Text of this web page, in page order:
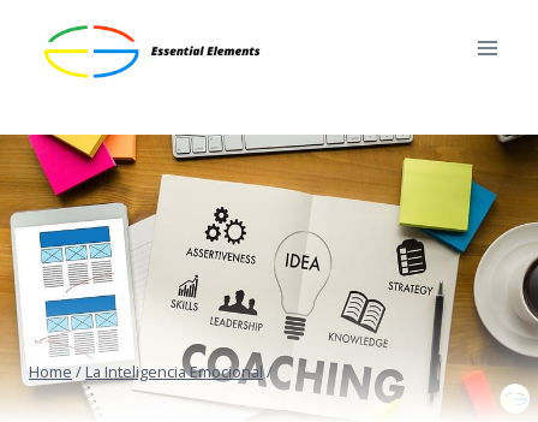
content
Home / La Inteligencia Emocional/